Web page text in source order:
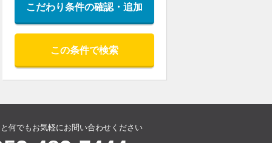
こだわり条件の確認・追加
この条件で検索
何でもお気軽にお問い合わせください